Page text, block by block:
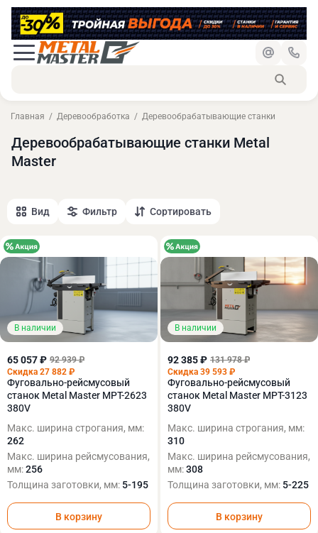
Главная Деревообработка Деревообрабатывающие станки
Деревообрабатывающие станки Metal
Master
Вид Фильтр Сортировать
В наличии
65 057 ₽ 92 939 ₽
Скидка 27 882 ₽
Фуговально-рейсмусовый
станок Metal Master MPT-2623
380V
Макс. ширина строгания, мм:
262
Макс. ширина рейсмусования,
мм:256
Толщина заготовки, мм: 5-195
В корзину
В наличии
92 385 ₽ 131 978 ₽
Скидка 39 593 ₽
Фуговально-рейсмусовый
станок Metal Master MPT-3123
380V
Макс. ширина строгания, мм:
310
Макс. ширина рейсмусования,
мм:308
Толщина заготовки, мм: 5-225
В корзину